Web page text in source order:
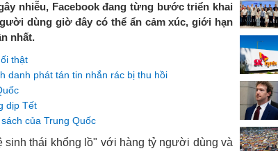
nhiễu, Facebook đang từng bước triển khai
dùng giờ đây có thể ẩn cảm xúc, giới hạn
nhất.
thật
danh phát tán tin nhắn rác bị thu hồi
dịp Tết
của Trung Quốc
sinh thái khổng lồ" với hàng tỷ người dùng và